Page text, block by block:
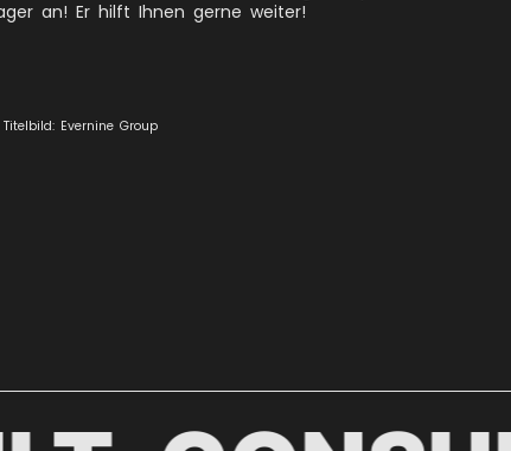
an! Er hilft Ihnen gerne weiter!
Titelbild: Evernine Group